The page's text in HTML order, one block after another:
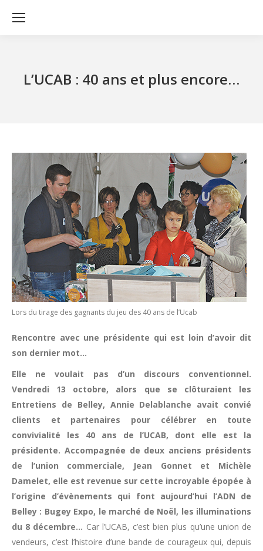
L’UCAB : 40 ans et plus encore…
Lors du tirage des gagnants du jeu des 40 ans de l’Ucab
Rencontre avec une présidente qui est loin d’avoir dit
son dernier mot…
Elle ne voulait pas d’un discours conventionnel.
Vendredi 13 octobre, alors que se clôturaient les
Entretiens de Belley, Annie Delablanche avait convié
clients et partenaires pour célébrer en toute
convivialité les 40 ans de l’UCAB, dont elle est la
présidente. Accompagnée de deux anciens présidents
de l’union commerciale, Jean Gonnet et Michèle
Damelet, elle est revenue sur cette incroyable épopée à
l’origine d’évènements qui font aujourd’hui l’ADN de
Belley : Bugey Expo, le marché de Noël, les illuminations
du 8 décembre… Car l’UCAB, c’est bien plus qu’une union de
vendeurs, c’est l’histoire d’une bande de courageux qui, depuis